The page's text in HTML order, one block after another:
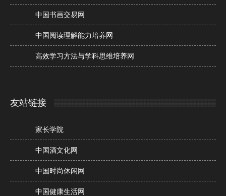
中国书画交易网
中国阅读理解能力培养网
高效学习方法与学科思维培养网
友站链接
家长学院
中国酒文化网
中国时尚休闲网
中国健康生活网